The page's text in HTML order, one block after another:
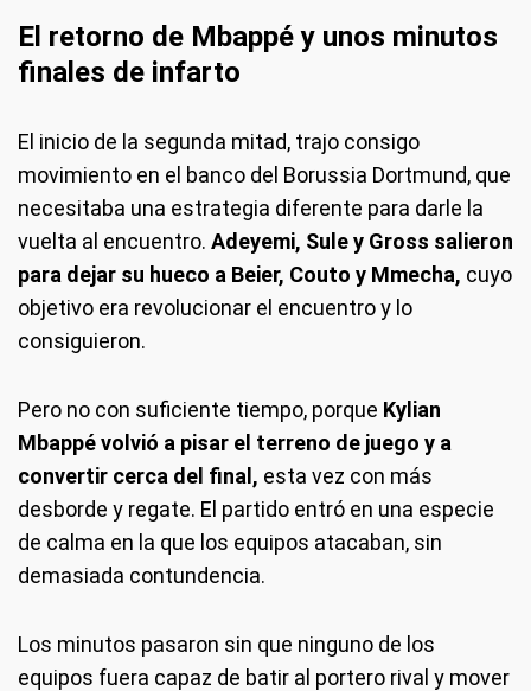
El retorno de Mbappé y unos minutos
finales de infarto
El inicio de la segunda mitad, trajo consigo
movimiento en el banco del Borussia Dortmund, que
necesitaba una estrategia diferente para darle la
vuelta al encuentro. Adeyemi, Sule y Gross salieron
para dejar su hueco a Beier, Couto y Mmecha, cuyo
objetivo era revolucionar el encuentro y lo
consiguieron.
Pero no con suficiente tiempo, porque Kylian
Mbappé volvió a pisar el terreno de juego y a
convertir cerca del final, esta vez con más
desborde y regate. El partido entró en una especie
de calma en la que los equipos atacaban, sin
demasiada contundencia.
Los minutos pasaron sin que ninguno de los
equipos fuera capaz de batir al portero rival y mover